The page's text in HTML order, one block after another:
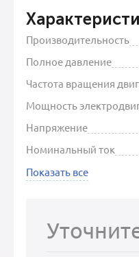
Производительность
Полное давление
Частота вращения
Мощность
Напряжение
Номинальный ток
Показать все